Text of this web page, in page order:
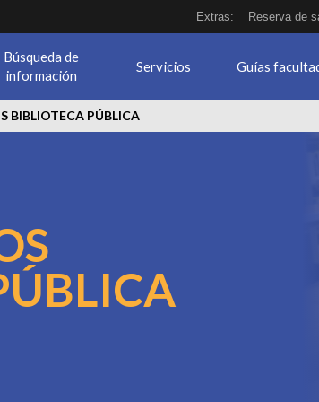
Extras: Reserva de
Búsqueda de
información
Servicios Guías
BIBLIOTECA PÚBLICA